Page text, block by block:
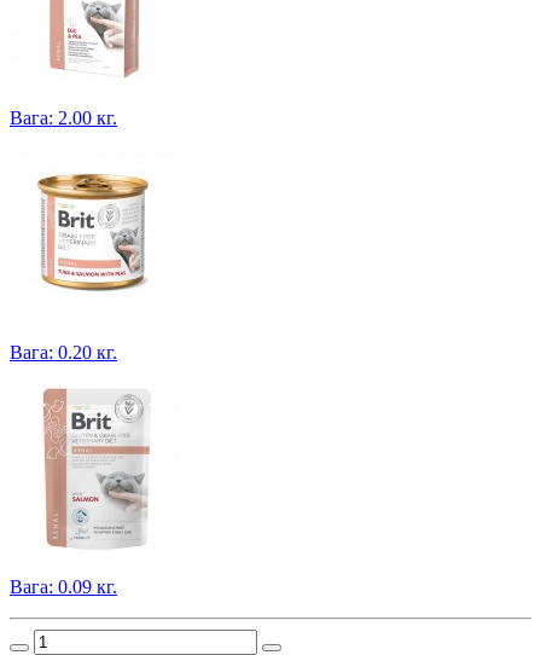
Вага: 2.00 кг.
Вага: 0.20 кг.
Вага: 0.09 кг.